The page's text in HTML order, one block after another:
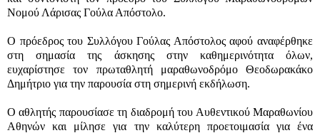
Νομού Λάρισας Γούλα Απόστολο.
Ο πρόεδρος του Συλλόγου Γούλας Απόστολος αφού αναφέρθηκε
στη σημασία της άσκησης στην καθημερινότητα όλων,
ευχαρίστησε τον πρωταθλητή μαραθωνοδρόμο Θεοδωρακάκο
Δημήτριο για την παρουσία στη σημερινή εκδήλωση.
Ο αθλητής παρουσίασε τη διαδρομή του Αυθεντικού Μαραθωνίου
Αθηνών και μίλησε για την καλύτερη προετοιμασία για ένα